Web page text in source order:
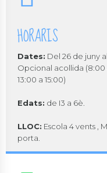
HORARIS
Dates: Del 26 de juny
Opcional acollida (8:00
13:00 a 15:00)
Edats: de I3 a 6è.
LLOC: Escola 4 vents ,
porta.